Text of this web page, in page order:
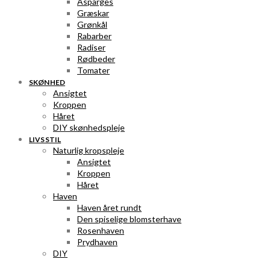
Græskar
Grønkål
Rabarber
Radiser
Rødbeder
Tomater
SKØNHED
Ansigtet
Kroppen
Håret
DIY skønhedspleje
LIVSSTIL
Naturlig kropspleje
Ansigtet
Kroppen
Håret
Haven
Haven året rundt
Den spiselige blomsterhave
Rosenhaven
Prydhaven
DIY